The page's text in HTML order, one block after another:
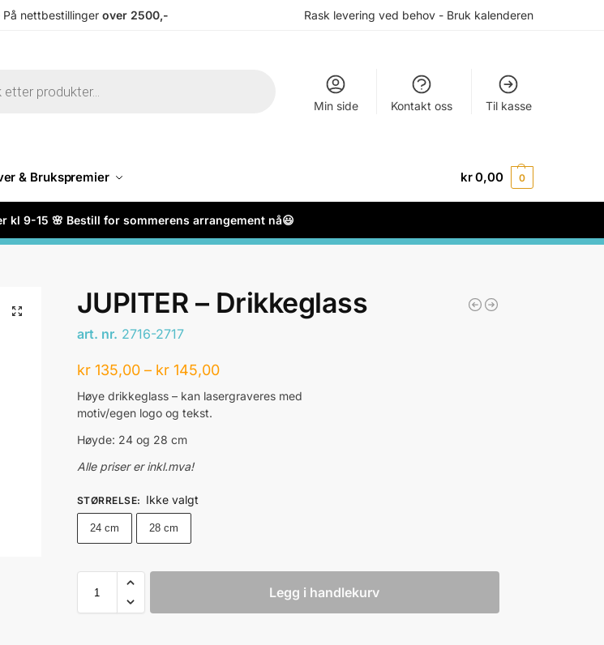
På nettbestillinger over 2500,- Rask levering ved behov - Bruk kalenderen
Min side Kontakt oss Til kasse
& Brukspremier kr0,00 0
kl 9-15 🌸 Bestill for sommerens arrangement nå😃
JUPITER – Drikkeglass
art. nr. 2716-2717
kr135,00 – kr145,00
Høye drikkeglass – kan lasergraveres med
motiv/egen logo og tekst.
Høyde: 24 og 28 cm
Alle priser er inkl.mva!
STØRRELSE: Ikke valgt
24 cm 28 cm
Legg i handlekurv